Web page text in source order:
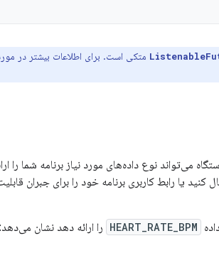
متکی است. برای اطلاعات بیشتر در
می‌تواند نوع داده‌های مورد نیاز برنامه شما را
کنید یا رابط کاربری برنامه خود را برای جبران
HEART_RATE_BPM را ارائه دهد نشان می‌دهد: